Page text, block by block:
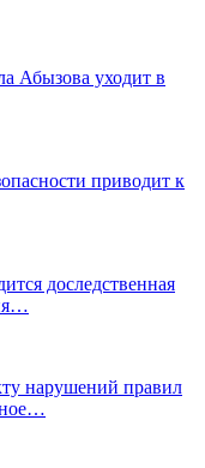
Абызова уходит в
приводит к
доследственная
нарушений правил